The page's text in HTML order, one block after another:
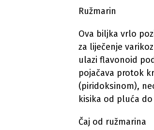
Ružmarin
Ova biljka vrlo
za liječenje
ulazi flavonoid
pojačava protok
(piridoksinom),
kisika od pluća
Čaj od ružmarina